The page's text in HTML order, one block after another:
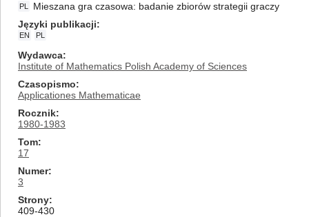
PL
Mieszana gra czasowa: badanie zbiorów strategii graczy
Języki publikacji
EN PL
Wydawca
Institute of Mathematics Polish Academy of Sciences
Czasopismo
Applicationes Mathematicae
Rocznik
1980-1983
Tom
17
Numer
3
Strony
409-430